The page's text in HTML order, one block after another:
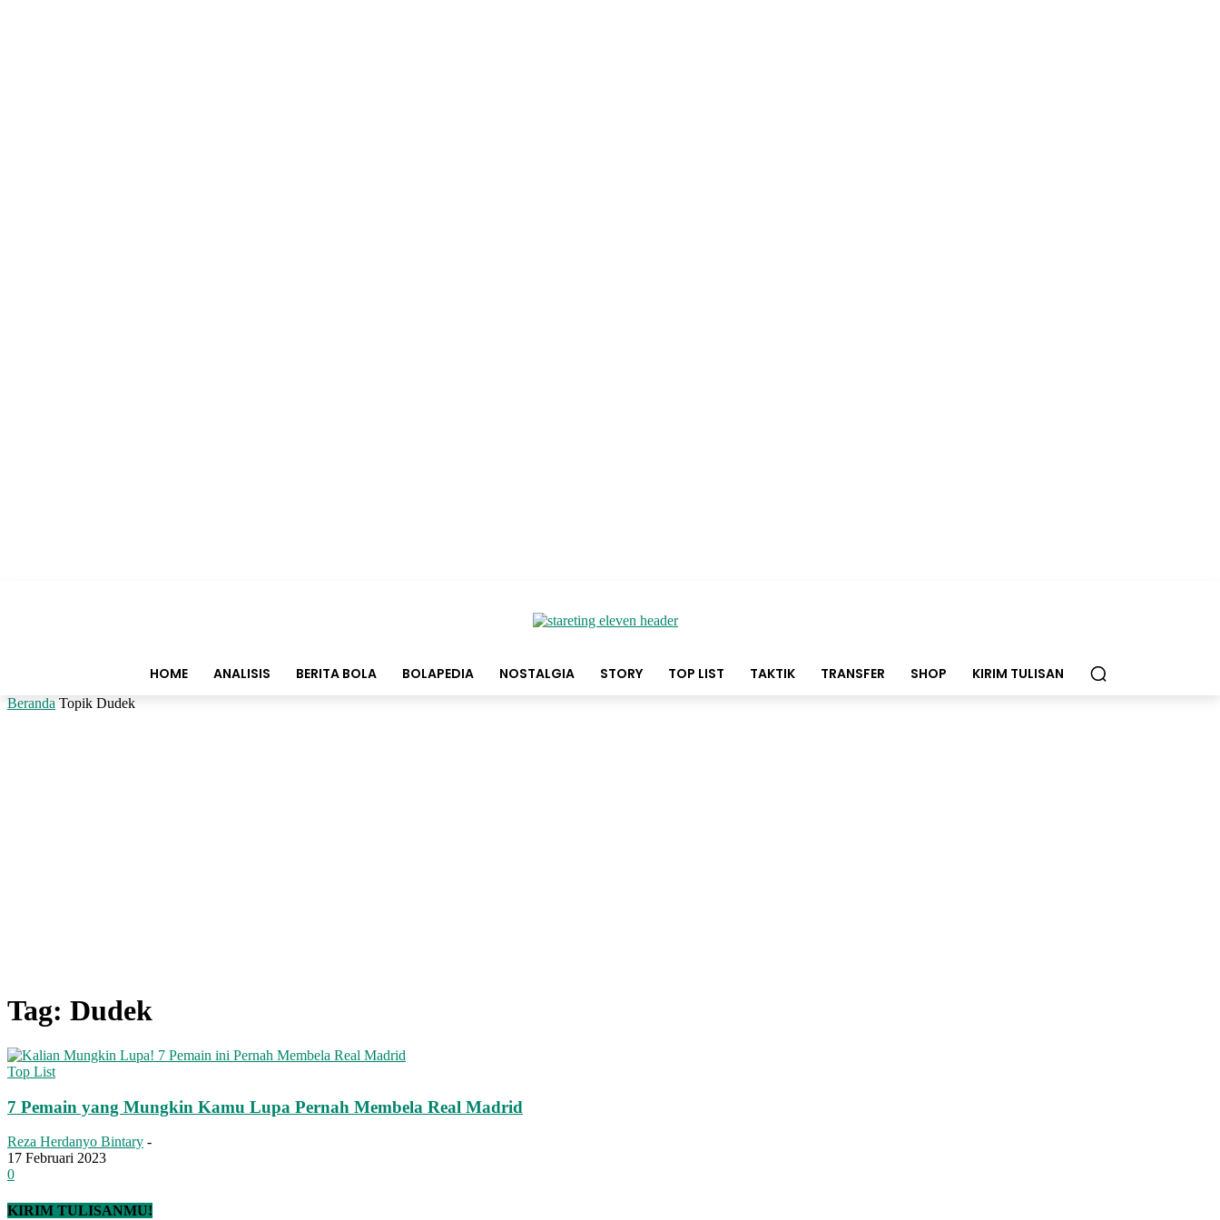
HOME ANALISIS BERITA BOLA BOLAPEDIA NOSTALGIA STORY TOP LIST TAKTIK TRANSFER SHOP KIRIM TULISAN
Beranda Topik Dudek
Tag: Dudek
Top List
7 Pemain yang Mungkin Kamu Lupa Pernah Membela Real Madrid
Reza Herdanyo Bintary -
17 Februari 2023
0
KIRIM TULISANMU!